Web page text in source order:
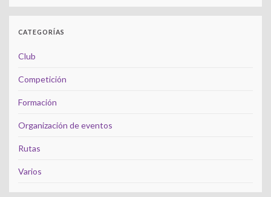
CATEGORÍAS
Club
Competición
Formación
Organización de eventos
Rutas
Varios